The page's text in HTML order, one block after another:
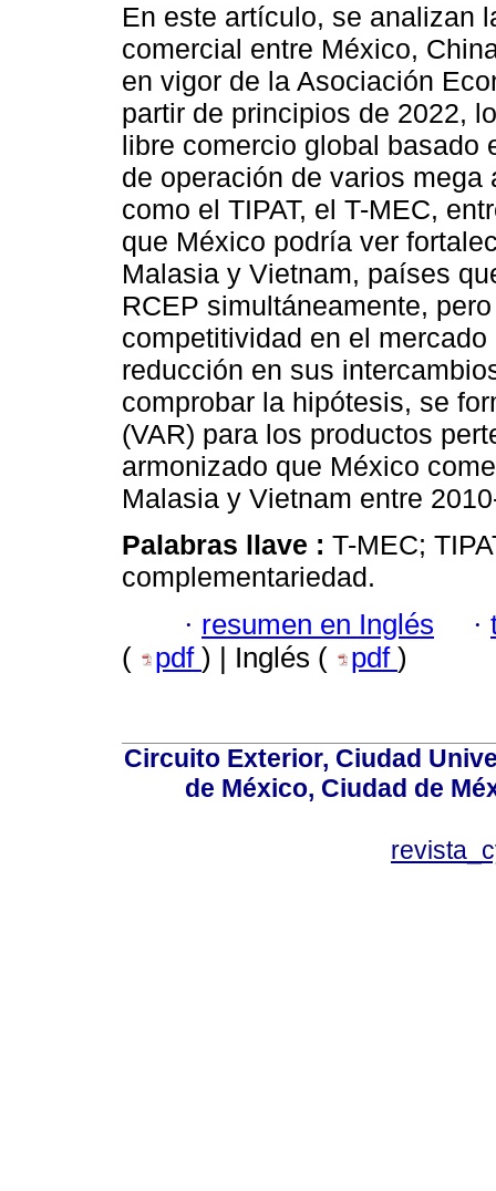
En este artículo, se analizan
comercial entre México,
en vigor de la Asociación
partir de principios de 2022,
libre comercio global basado
de operación de varios
como el TIPAT, el T-MEC,
que México podría ver
Malasia y Vietnam, países
RCEP simultáneamente,
competitividad en el
reducción en sus
comprobar la hipótesis, se
(VAR) para los productos
armonizado que México
Malasia y Vietnam entre
Palabras llave : T-MEC;
complementariedad.
· resumen en Inglés ·
(
pdf ) | Inglés ( pdf )
Circuito Exterior, Ciudad
de México, Ciudad de